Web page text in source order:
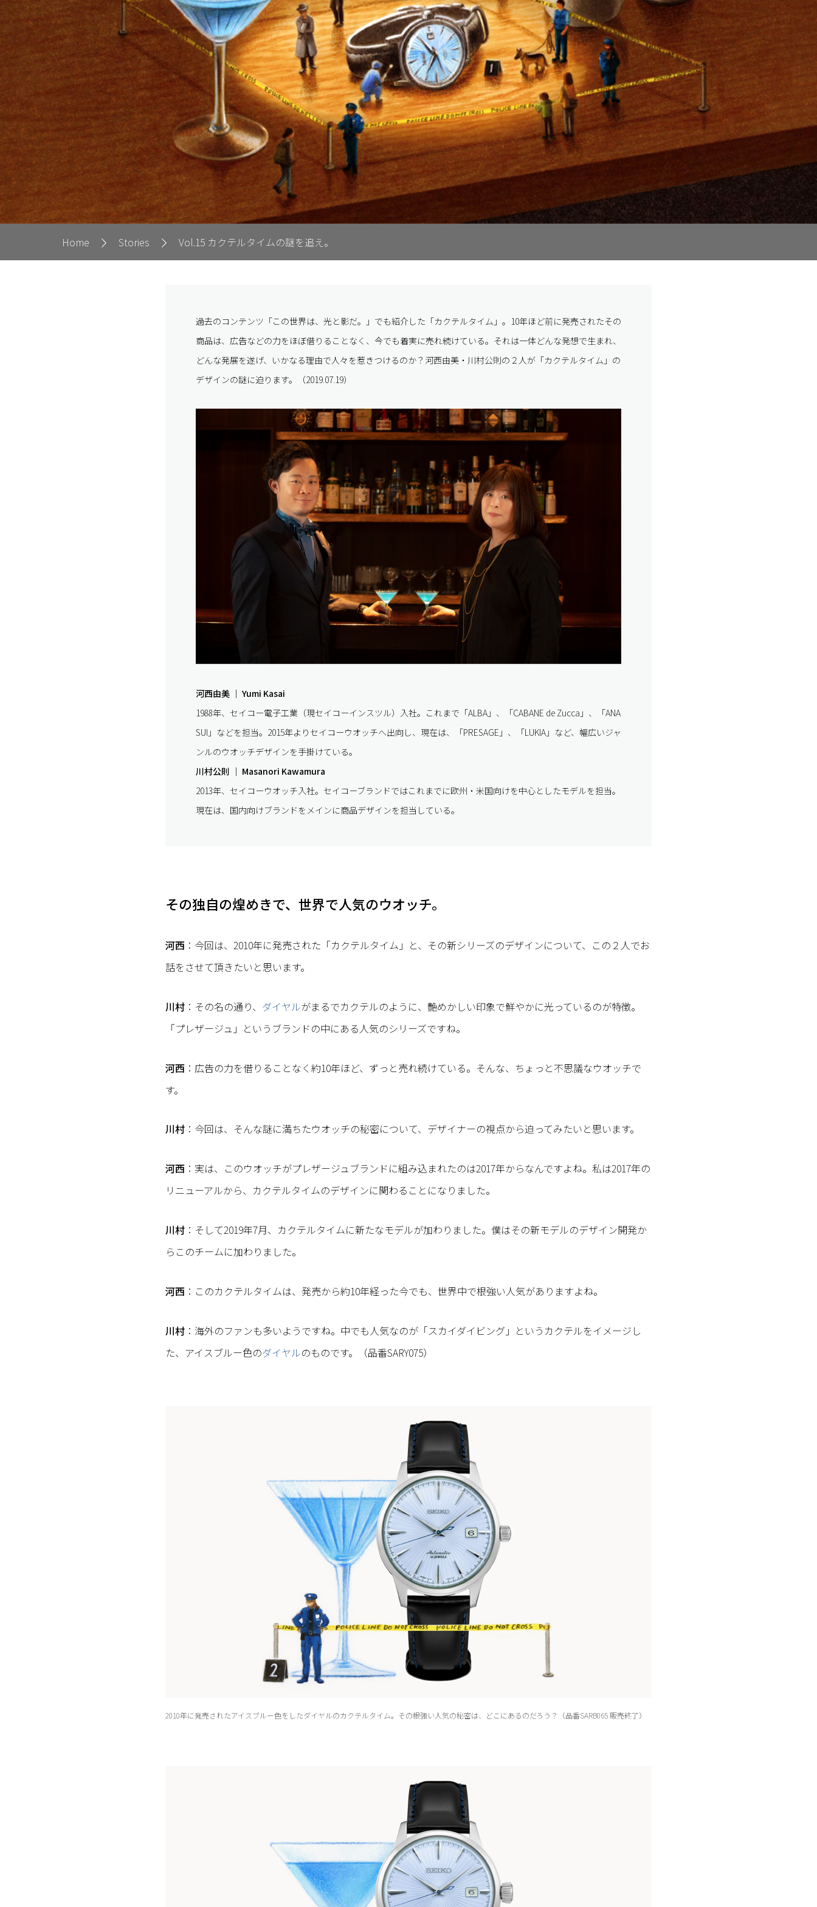
Home Stories Vol.15 カクテルタイムの謎を追え。
過去のコンテンツ「この世界は、光と影だ。」でも紹介した「カクテルタイム」。10年ほど前に発売されたその
商品は、広告などの力をほぼ借りることなく、今でも着実に売れ続けている。それは一体どんな発想で生まれ、
どんな発展を遂げ、いかなる理由で人々を惹きつけるのか？河西由美・川村公則の２人が「カクテルタイム」の
デザインの謎に迫ります。（2019.07.19）
河西由美 ｜ Yumi Kasai
1988年、セイコー電子工業（現セイコーインスツル）入社。これまで「ALBA」、「CABANE de Zucca」、「ANA
SUI」などを担当。2015年よりセイコーウオッチへ出向し、現在は、「PRESAGE」、「LUKIA」など、幅広いジャ
ンルのウオッチデザインを手掛けている。
川村公則 ｜ Masanori Kawamura
2013年、セイコーウオッチ入社。セイコーブランドではこれまでに欧州・米国向けを中心としたモデルを担当。
現在は、国内向けブランドをメインに商品デザインを担当している。
その独自の煌めきで、世界で人気のウオッチ。
河西 ：今回は、2010年に発売された「カクテルタイム」と、その新シリーズのデザインについて、この２人でお
話をさせて頂きたいと思います。
川村 ：その名の通り、 ダイヤルがまるでカクテルのように、艶めかしい印象で鮮やかに光っているのが特徴。
「プレザージュ」というブランドの中にある人気のシリーズですね。
河西 ：広告の力を借りることなく約10年ほど、ずっと売れ続けている。そんな、ちょっと不思議なウオッチで
す。
川村 ：今回は、そんな謎に満ちたウオッチの秘密について、デザイナーの視点から迫ってみたいと思います。
河西 ：実は、このウオッチがプレザージュブランドに組み込まれたのは2017年からなんですよね。私は2017年の
リニューアルから、カクテルタイムのデザインに関わることになりました。
川村 ：そして2019年7月、カクテルタイムに新たなモデルが加わりました。僕はその新モデルのデザイン開発か
らこのチームに加わりました。
河西 ：このカクテルタイムは、発売から約10年経った今でも、世界中で根強い人気がありますよね。
川村 ：海外のファンも多いようですね。中でも人気なのが「スカイダイビング」というカクテルをイメージし
た、アイスブルー色のダイヤルのものです。（品番SARY075）
2010年に発売されたアイスブルー色をしたダイヤルのカクテルタイム。その根強い人気の秘密は、どこにあるのだろう？（品番SARB065 販売終了）